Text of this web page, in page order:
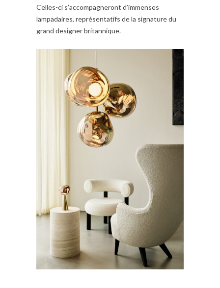
Celles-ci s’accompagneront d’immenses
lampadaires, représentatifs de la signature du
grand designer britannique.